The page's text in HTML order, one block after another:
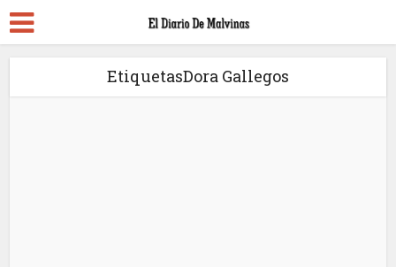
EtiquetasDora Gallegos